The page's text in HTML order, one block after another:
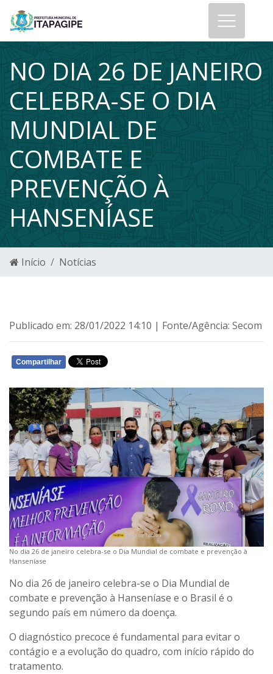
NO DIA 26 DE JANEIRO
CELEBRA-SE O DIA
MUNDIAL DE
COMBATE E
PREVENÇÃO À
HANSENÍASE
Início Notícias
Publicado em: 28/01/2022 14:10 | Fonte/Agência: Secom
Compartilhar
No dia 26 de janeiro celebra-se o Dia Mundial de combate e prevenção à
Hanseníase
No dia 26 de janeiro celebra-se o Dia Mundial de
combate e prevenção à Hanseníase e o Brasil é o
segundo país em número da doença.
O diagnóstico precoce é fundamental para evitar o
contágio e a evolução do quadro, com início rápido do
tratamento.